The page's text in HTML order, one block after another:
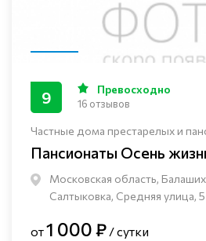
Частные дома престарелых и
Пансионаты Осень
Московская область,
Салтыковка, Средняя улица, 5
9 Превосходно
16 отзывов
от1 000 ₽ / сутки